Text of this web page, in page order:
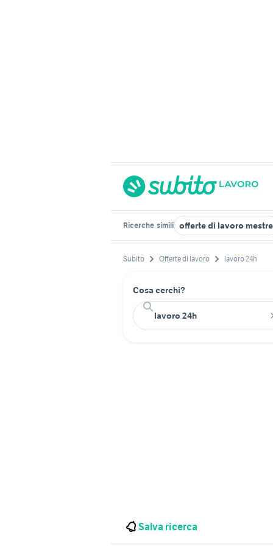
Ricerche simili offerte di lavoro mestre
Subito Offerte di lavoro lavoro 24h
Cosa cerchi?
Salva ricerca